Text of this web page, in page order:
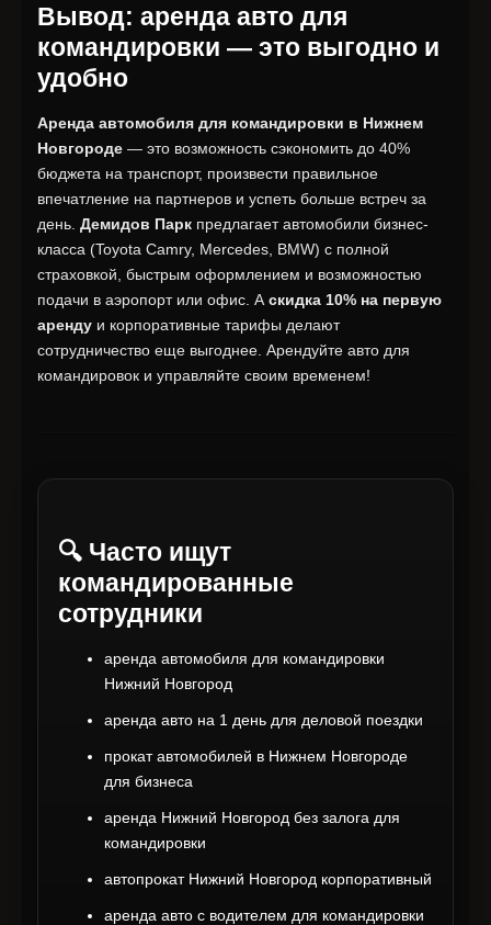
Вывод: аренда авто для
командировки — это выгодно и
удобно
Аренда автомобиля для командировки в Нижнем
Новгороде — это возможность сэкономить до 40%
бюджета на транспорт, произвести правильное
впечатление на партнеров и успеть больше встреч за
день. Демидов Парк предлагает автомобили бизнес-
класса (Toyota Camry, Mercedes, BMW) с полной
страховкой, быстрым оформлением и возможностью
подачи в аэропорт или офис. А скидка 10% на первую
аренду и корпоративные тарифы делают
сотрудничество еще выгоднее. Арендуйте авто для
командировок и управляйте своим временем!
🔍 Часто ищут
командированные
сотрудники
аренда автомобиля для командировки
Нижний Новгород
аренда авто на 1 день для деловой поездки
прокат автомобилей в Нижнем Новгороде
для бизнеса
аренда Нижний Новгород без залога для
командировки
автопрокат Нижний Новгород корпоративный
аренда авто с водителем для командировки